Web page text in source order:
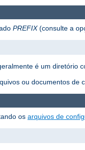
PREFIX(consulte a
é um diretório
ou documentos de
os arquivos de